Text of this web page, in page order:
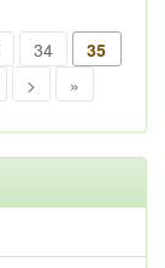
34
35
> »